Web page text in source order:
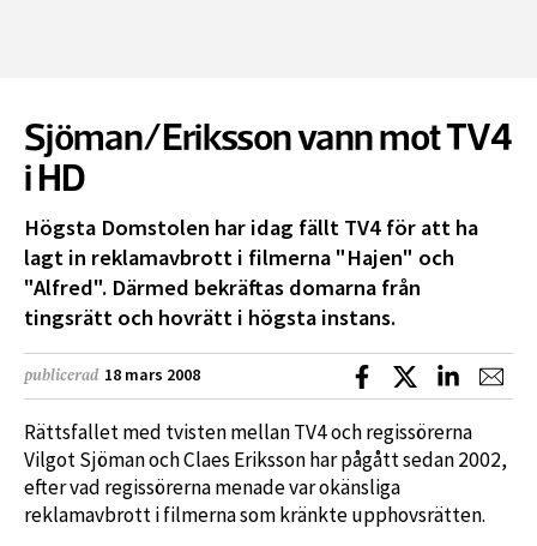
Sjöman/Eriksson vann mot TV4
i HD
Högsta Domstolen har idag fällt TV4 för att ha
lagt in reklamavbrott i filmerna "Hajen" och
"Alfred". Därmed bekräftas domarna från
tingsrätt och hovrätt i högsta instans.
publicerad 18 mars 2008 Dela på Facebook
Dela på XDela på
Rättsfallet med tvisten mellan TV4 och regissörerna
Vilgot Sjöman och Claes Eriksson har pågått sedan 2002,
efter vad regissörerna menade var okänsliga
reklamavbrott i filmerna som kränkte upphovsrätten.